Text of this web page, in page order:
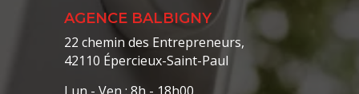
AGENCE BALBIGNY
22 chemin des Entrepreneurs,
42110 Épercieux-Saint-Paul